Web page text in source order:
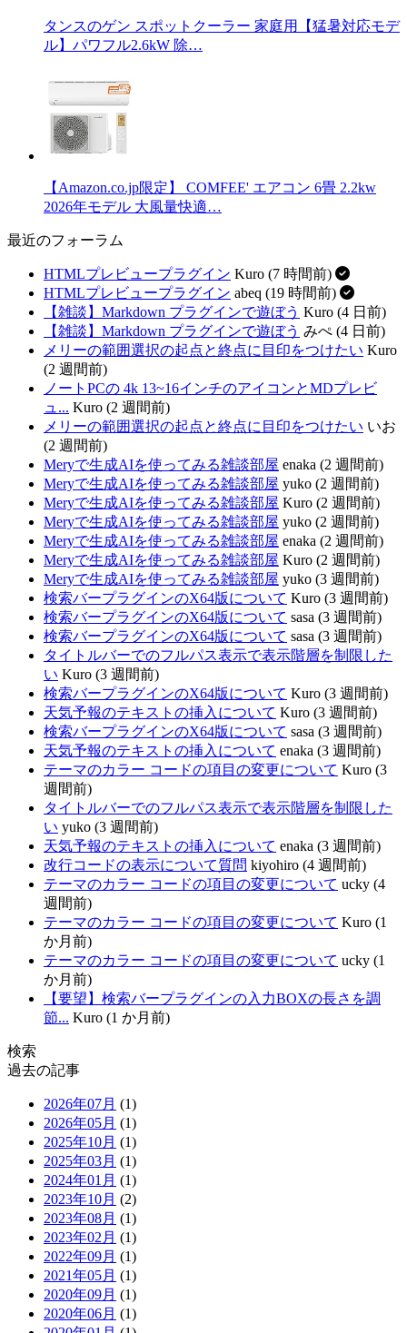
タンスのゲン スポットクーラー 家庭用【猛暑対応モデ
ル】パワフル2.6kW 除…
【Amazon.co.jp限定】 COMFEE' エアコン 6畳 2.2kw
2026年モデル 大風量快適…
最近のフォーラム
HTMLプレビュープラグイン Kuro (7 時間前)
HTMLプレビュープラグイン abeq (19 時間前)
【雑談】Markdown プラグインで遊ぼう Kuro (4 日前)
【雑談】Markdown プラグインで遊ぼう みぺ (4 日前)
メリーの範囲選択の起点と終点に目印をつけたい Kuro
(2 週間前)
ノートPCの 4k 13~16インチのアイコンとMDプレビ
ュ... Kuro (2 週間前)
メリーの範囲選択の起点と終点に目印をつけたい いお
(2 週間前)
Meryで生成AIを使ってみる雑談部屋 enaka (2 週間前)
Meryで生成AIを使ってみる雑談部屋 yuko (2 週間前)
Meryで生成AIを使ってみる雑談部屋 Kuro (2 週間前)
Meryで生成AIを使ってみる雑談部屋 yuko (2 週間前)
Meryで生成AIを使ってみる雑談部屋 enaka (2 週間前)
Meryで生成AIを使ってみる雑談部屋 Kuro (2 週間前)
Meryで生成AIを使ってみる雑談部屋 yuko (3 週間前)
検索バープラグインのX64版について Kuro (3 週間前)
検索バープラグインのX64版について sasa (3 週間前)
検索バープラグインのX64版について sasa (3 週間前)
タイトルバーでのフルパス表示で表示階層を制限した
い Kuro (3 週間前)
検索バープラグインのX64版について Kuro (3 週間前)
天気予報のテキストの挿入について Kuro (3 週間前)
検索バープラグインのX64版について sasa (3 週間前)
天気予報のテキストの挿入について enaka (3 週間前)
テーマのカラー コードの項目の変更について Kuro (3
週間前)
タイトルバーでのフルパス表示で表示階層を制限した
い yuko (3 週間前)
天気予報のテキストの挿入について enaka (3 週間前)
改行コードの表示について質問 kiyohiro (4 週間前)
テーマのカラー コードの項目の変更について ucky (4
週間前)
テーマのカラー コードの項目の変更について Kuro (1
か月前)
テーマのカラー コードの項目の変更について ucky (1
か月前)
【要望】検索バープラグインの入力BOXの長さを調
節... Kuro (1 か月前)
検索
過去の記事
2026年07月 (1)
2026年05月 (1)
2025年10月 (1)
2025年03月 (1)
2024年01月 (1)
2023年10月 (2)
2023年08月 (1)
2023年02月 (1)
2022年09月 (1)
2021年05月 (1)
2020年09月 (1)
2020年06月 (1)